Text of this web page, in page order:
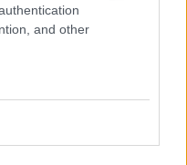
and other
fogok csinálni a
Pontosabban
sok
szűk,…